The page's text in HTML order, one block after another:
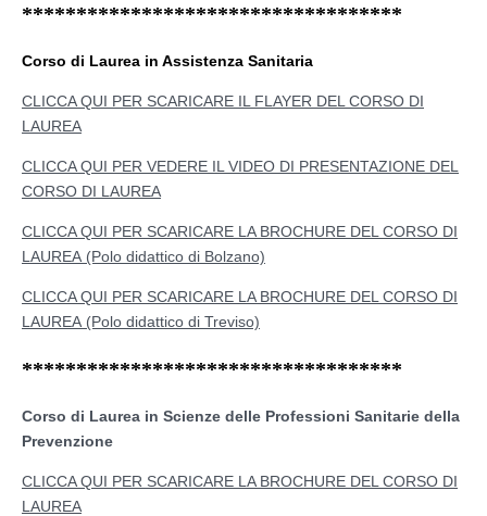
***********************************
Corso di Laurea in Assistenza Sanitaria
CLICCA QUI PER SCARICARE IL FLAYER DEL CORSO DI
LAUREA
CLICCA QUI PER VEDERE IL VIDEO DI PRESENTAZIONE DEL
CORSO DI LAUREA
CLICCA QUI PER SCARICARE LA BROCHURE DEL CORSO DI
LAUREA (Polo didattico di Bolzano)
CLICCA QUI PER SCARICARE LA BROCHURE DEL CORSO DI
LAUREA (Polo didattico di Treviso)
***********************************
Corso di Laurea in Scienze delle Professioni Sanitarie della
Prevenzione
CLICCA QUI PER SCARICARE LA BROCHURE DEL CORSO DI
LAUREA